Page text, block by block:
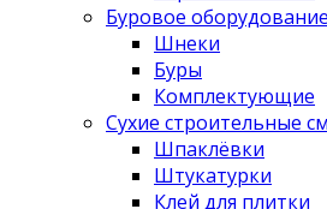
Буровое оборудование
Шнеки
Буры
Комплектующие
Сухие строительные
Шпаклёвки
Штукатурки
Клей для плитки